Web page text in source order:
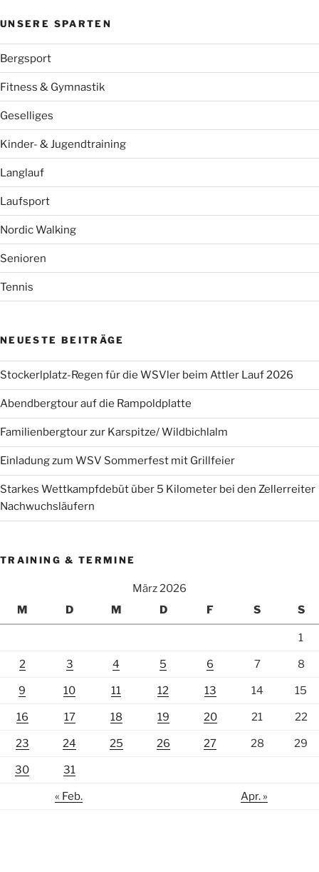
UNSERE SPARTEN
Bergsport
Fitness & Gymnastik
Geselliges
Kinder- & Jugendtraining
Langlauf
Laufsport
Nordic Walking
Senioren
Tennis
NEUESTE BEITRÄGE
Stockerlplatz-Regen für die WSVler beim Attler Lauf 2026
Abendbergtour auf die Rampoldplatte
Familienbergtour zur Karspitze/ Wildbichlalm
Einladung zum WSV Sommerfest mit Grillfeier
Starkes Wettkampfdebüt über 5 Kilometer bei den Zellerreiter
Nachwuchsläufern
TRAINING & TERMINE
März 2026
M
D M D F S S
1
2 3 4 5 6 7 8
9 10 11 12 13 14 15
16 17 18 19 20 21 22
23 24 25 26 27 28 29
30 31
« Feb. Apr. »